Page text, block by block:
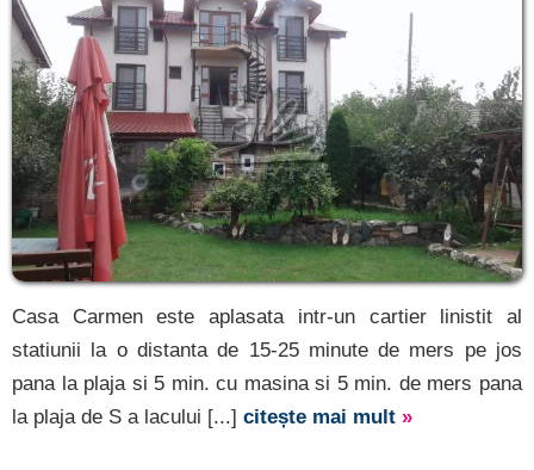
Casa Carmen este aplasata intr-un cartier linistit al
statiunii la o distanta de 15-25 minute de mers pe jos
pana la plaja si 5 min. cu masina si 5 min. de mers pana
la plaja de S a lacului [...] citește mai mult »